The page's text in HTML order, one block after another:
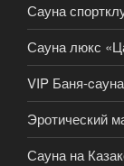
Сауна
Сауна люкс
VIP Баня-
Эротический
Сауна на